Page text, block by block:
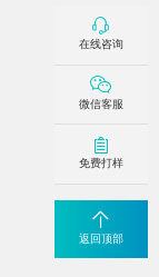
在线咨询
微信客服
免费打样
返回顶部